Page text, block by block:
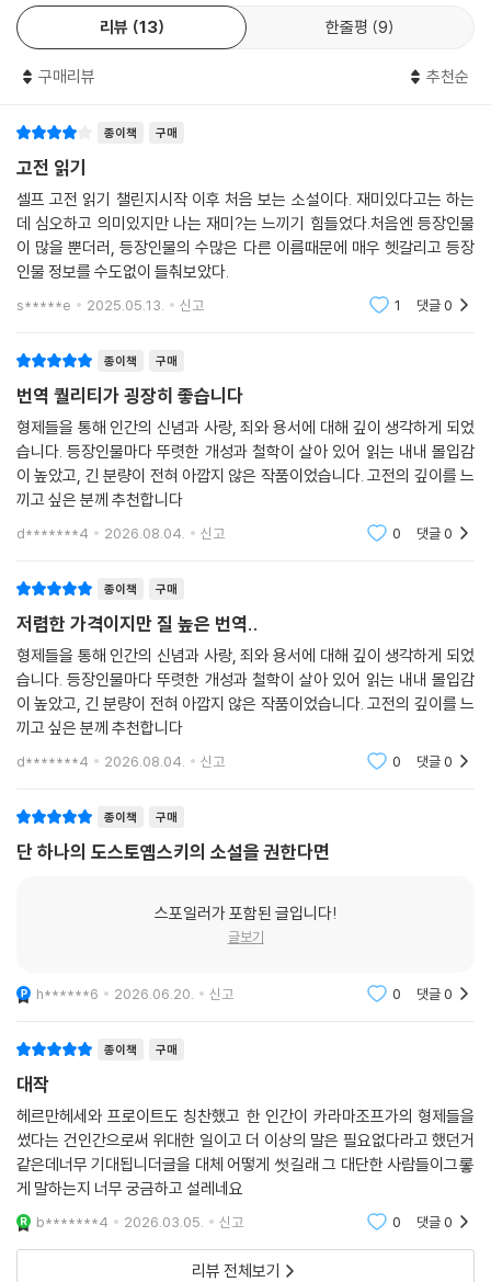
제10권 소년들
2 어린아이들
4 주치카
5 일류샤의 침대 곁에서
6 조숙(早熟)
7 일류샤
『카라마조프씨네 형제들 3』
제4부(계속)
제11권 작은형 이반 표도로비치
1 그루셴카의 집에서
2 아픈 다리
3 작은 악마
4 찬미가와 비밀
5 형님이 아니에요, 형님이 아니에요!
6 스메르댜코프와의 첫 번째 면담
8 스메르댜코프와의 세 번째이자 마지막 면담
9 악마, 이반 표도로비치의 악몽
제12권 오판
4 행운이 미탸에게 미소 짓다
5 뜻밖의 사태
10 변호사 변론, 양날 도끼
12 그렇다, 살인도 없었다
14 농부들이 고집을 부리다
에필로그
1 미탸의 구출 계획
2 거짓이 순식간에 진실이 되다
3 일류샤의 장례식, 바위 앞에서의 조사(弔詞)
담은 방대한 규모의 이 소설은 뛰어난 완성도를 보여 주며, 많은 비평가들
에 의해 〈문학 작품의 총체〉를 구현한 가장 탁월한 작품으로 평가되고 있
다.
인류가 당면한 파멸적 현실을 묘사한
욕망과 증오의 카라마조프 제국과 눈부신 구원
카라마조프 일가의 가장인 아버지 표도르는 일생 동안 쾌락만을 추구한 사
악한 본능의 화신이다. 방탕한 생활을 하며 고리대금업과 부정한 상술로
살아가는 그의 영혼은 추악한 악에 물들어 있다. 결국 그는 자신의 악덕이
하나씩 분배되어 있는 정실 자식 드미트리와 이반, 사생아 스메르댜코프에
의해 포위되고, 그들 중 한 사람의 손에 비참하게 살해당한다. 첫째 드미트
이반은 냉혹한 이성을 지닌 회의론적 합리주의자이고, 사생아 스메르댜코
프는 어떤 악행도 정당화하는 변론술을 갖춘 이데올로기의 괴물이다. 표도
르와 그의 세 아들은 이기주의와 몰인정, 탐욕과 증오라는 악이 지배하는
카라마조프 제국을 적나라하게 보여 주며, 이를 통해 인류가 당면한 파멸
적 현실을 묘사한다. 그렇다면 세상은 이대로 악에 완전히 뒤덮일 것인가?
그러나 희망은 있다. 바로 선량하고 유순하며 공손한 막내아들 알료샤다.
알료샤는 악으로 물든 세상을 구원할 위대하고 새로운 선으로 제시되며,
을 보여 준다. 도스토옙스키는 인류가 신성하고 선량한 마음으로 악을 이
도덕적 붕괴를 맞이해 모순으로 가득 찬 세상과
인간의 근원적 문제에 대한 깊고 치밀한 탐구
소설의 집필 시기이자 작중 시간적 배경이기도 한 1870년대는 러시아의
혼란이 극에 달한 시기였다. 농촌은 지주에게 착취당해 궁핍해지고 도시는
사회적 불안에 휩싸여 있었다. 도스토옙스키는 이를 지켜보며 고통스러워
했고, 『카라마조프 씨네 형제들』에서 그 해결 방안을 제시하기 위해 절실
인물들을 살아 있는 사람이 아닌 [사상과 신념의 결정체]에 가깝게 그려
낸다. 아버지 표도르의 살인범을 추적하는 과정에서 진범의 정체보다 더
같은 묘사를 한 이유는 [사상과 신념의 결정체]인 등장인물들의 심리와 행
문제를 다루기 위해서였다. 인간의 근원적 문제를 깊고 치밀하게 탐구한
이 같은 노력은 탁월한 문학적 성취를 거뒀고, 『카라마조프 씨네 형제들』
은 오늘날의 현대인들에게도 여전히 유효한 질문을 던지며 우리를 자아 성
찰의 길로 이끌고 있다
리뷰 13 한줄평 9
구매리뷰 추천순
종이책 구매
고전 읽기
셀프 고전 읽기 챌린지시작 이후 처음 보는 소설이다. 재미있다고는 하는
데 심오하고 의미있지만 나는 재미?는 느끼기 힘들었다.처음엔 등장인물
이 많을 뿐더러, 등장인물의 수많은 다른 이름때문에 매우 헷갈리고 등장
인물 정보를 수도없이 들춰보았다.
s*****e 2025.05.13. 신고 1 댓글0
종이책 구매
번역 퀄리티가 굉장히 좋습니다
형제들을 통해 인간의 신념과 사랑, 죄와 용서에 대해 깊이 생각하게 되었
습니다. 등장인물마다 뚜렷한 개성과 철학이 살아 있어 읽는 내내 몰입감
이 높았고, 긴 분량이 전혀 아깝지 않은 작품이었습니다. 고전의 깊이를 느
끼고 싶은 분께 추천합니다
d*******4 2026.08.04. 신고 0 댓글0
종이책 구매
저렴한 가격이지만 질 높은 번역..
형제들을 통해 인간의 신념과 사랑, 죄와 용서에 대해 깊이 생각하게 되었
습니다. 등장인물마다 뚜렷한 개성과 철학이 살아 있어 읽는 내내 몰입감
이 높았고, 긴 분량이 전혀 아깝지 않은 작품이었습니다. 고전의 깊이를 느
끼고 싶은 분께 추천합니다
d*******4 2026.08.04. 신고 0 댓글0
종이책 구매
단 하나의 도스토옙스키의 소설을 권한다면
스포일러가 포함된 글입니다!
글보기
h******6 2026.06.20. 신고 0 댓글0
종이책 구매
대작
헤르만헤세와 프로이트도 칭찬했고 한 인간이 카라마조프가의 형제들을
썼다는 건인간으로써 위대한 일이고 더 이상의 말은 필요없다라고 했던거
같은데너무 기대됩니더글을 대체 어떻게 썻길래 그 대단한 사람들이그롷
게 말하는지 너무 궁금하고 설레네요
b*******4 2026.03.05. 신고 0 댓글0
리뷰 전체보기